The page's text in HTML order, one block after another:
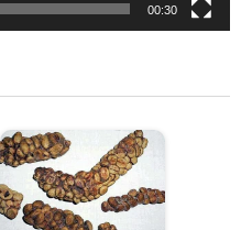
00:30